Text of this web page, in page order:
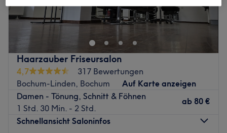
Haarzauber Friseursalon
4,7
317 Bewertungen
Bochum-Linden, Bochum
Auf Karte anzeigen
Damen - Tönung, Schnitt & Föhnen
1 Std. 30 Min. - 2 Std.
ab 80 €
Schnellansicht Saloninfos